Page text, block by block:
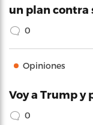
un plan contra
0
Opiniones
Voy a Trump y
0